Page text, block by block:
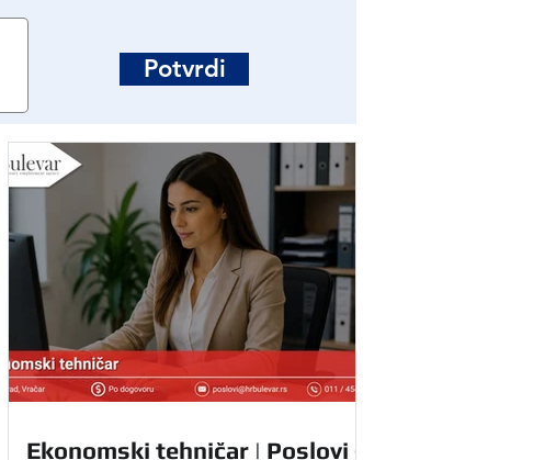
Potvrdi
Ekonomski tehničar | Poslovi -